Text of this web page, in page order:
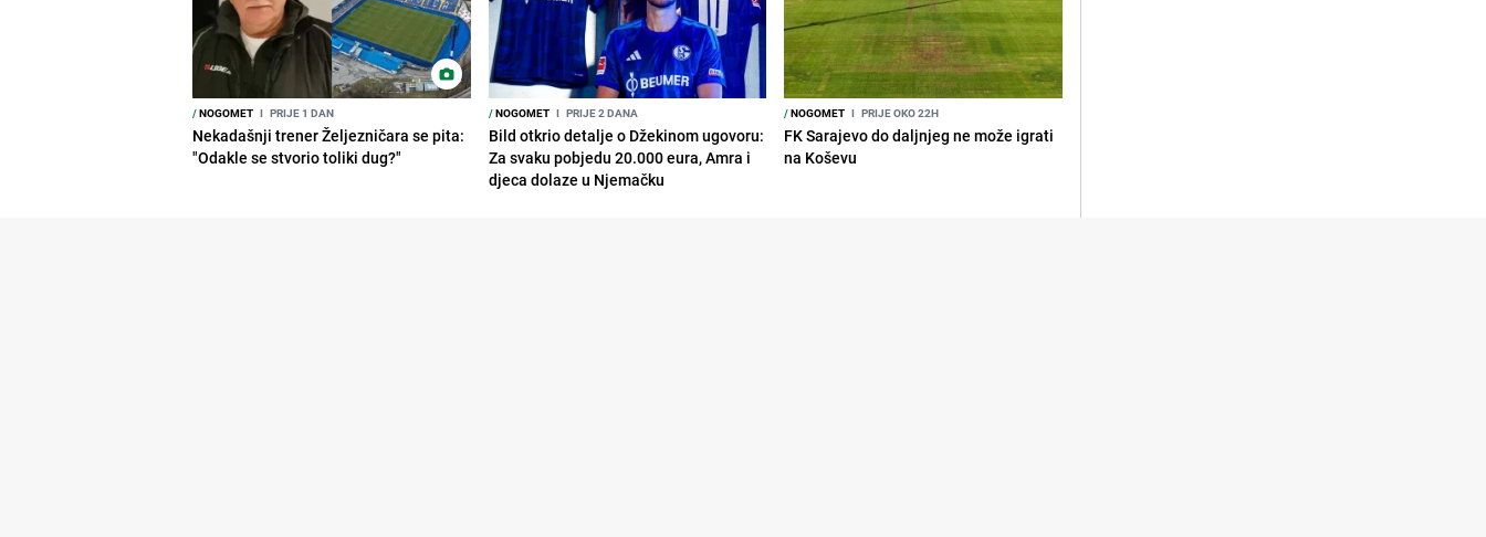
/NOGOMET I PRIJE 1 DAN
Nekadašnji trener Željezničara se pita:
"Odakle se stvorio toliki dug?"
/NOGOMET I PRIJE 2 DANA
Bild otkrio detalje o Džekinom ugovoru:
Za svaku pobjedu 20.000 eura, Amra i
djeca dolaze u Njemačku
/NOGOMET I PRIJE OKO 22H
FK Sarajevo do daljnjeg ne može igrati
na Koševu